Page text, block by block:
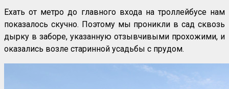
Ехать от метро до главного входа на троллейбусе нам
показалось скучно. Поэтому мы проникли в сад сквозь
дырку в заборе, указанную отзывчивыми прохожими, и
оказались возле старинной усадьбы с прудом.